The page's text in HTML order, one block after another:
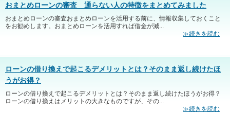
おまとめローンの審査 通らない人の特徴をまとめてみました
おまとめローンの審査おまとめローンを活用する前に、情報収集しておくこと
をお勧めします。おまとめローンを活用すれば借金が減...
≫続きを読む
ローンの借り換えで起こるデメリットとは？そのまま返し続けたほ
うがお得？
ローンの借り換えで起こるデメリットとは？そのまま返し続けたほうがお得？
ローンの借り換えはメリットの大きなものですが、その...
≫続きを読む